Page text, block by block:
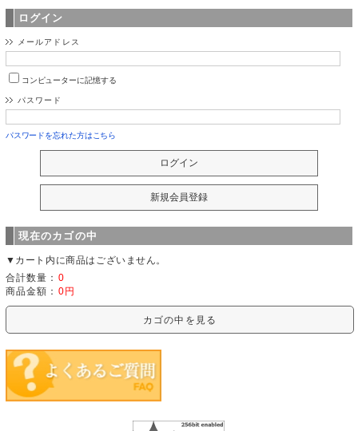
ログイン
メールアドレス
コンピューターに記憶する
パスワード
パスワードを忘れた方はこちら
現在のカゴの中
▼カート内に商品はございません。
合計数量： 0
商品金額： 0円
カゴの中を見る